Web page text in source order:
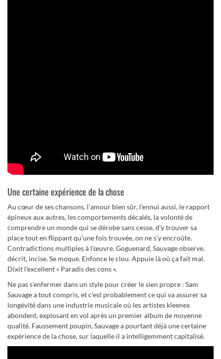
Une certaine expérience de la chose
Au cœur de ses chansons, l’amour bien sûr, l’ennui aussi, le rapport
épineux aux autres, les comportements décalés, la volonté de
comprendre un monde qui se dérobe sans cesse, d’y trouver sa
place tout en flippant qu’une fois trouvée, on ne s’y encroûte.
Contradictions multiples à l’œuvre. Goguenard, Sauvage observe,
décrit, incise. Se moque. Enfonce le clou. Appuie là où ça fait mal.
Dixit l’excellent « Paradis des cons ».
Ne pas s’enfermer dans un style pour créer le sien propre : Sam
Sauvage a tout compris, et c’est probablement ce qui va assurer sa
longévité dans une industrie musicale où les artistes kleenex
abondent, explosant en vol après un premier album de moyenne
qualité. Faussement poupin, Sauvage a pourtant déjà une certaine
expérience de la chose, sur laquelle il a intelligemment capitalisé.